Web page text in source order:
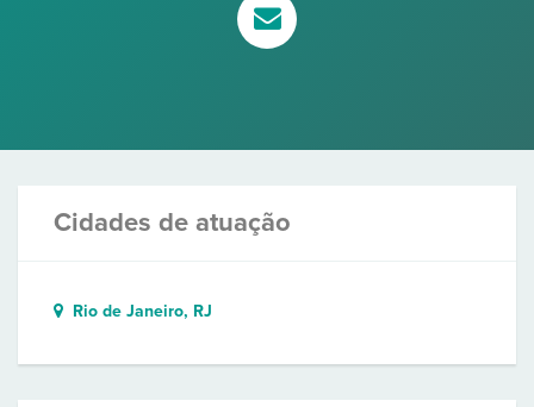
Cidades de atuação
Rio de Janeiro, RJ